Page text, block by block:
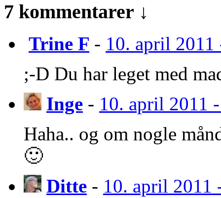
7 kommentarer ↓
Trine F - 10. april
;-D Du har leget med
Inge - 10. april 2011
Haha.. og om nogle
🙂
Ditte - 10. april 2011